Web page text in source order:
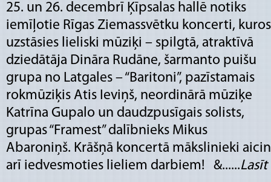
25. un 26. decembrī Ķīpsalas hallē notiks
iemīļotie Rīgas Ziemassvētku koncerti, kuros
uzstāsies lieliski mūziķi – spilgtā, atraktīvā
dziedātāja Dināra Rudāne, šarmanto puišu
grupa no Latgales – “Baritoni”, pazīstamais
rokmūziķis Atis Ieviņš, neordinārā mūziķe
Katrīna Gupalo un daudzpusīgais solists,
grupas “Framest” dalībnieks Mikus
Abaroniņš. Krāšņā koncertā mākslinieki
arī iedvesmoties lieliem darbiem! &......Lasīt